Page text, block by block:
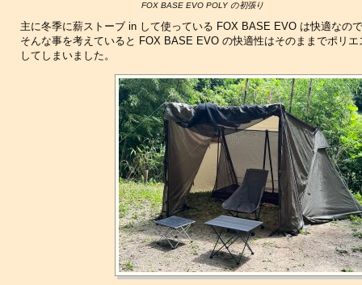
FOX BASE EVO POLY の初張り
主に冬季に薪ストーブ in して使っている FOX BASE EVO は快適なの
そんな事を考えていると FOX BASE EVO の快適性はそのままでポリ
してしまいました。